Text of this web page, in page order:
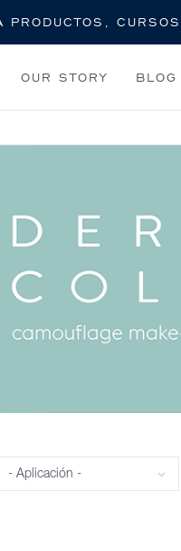
OUR STORY BLOG
Aplicación